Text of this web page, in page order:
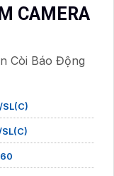
CAMERA
Còi Báo Động